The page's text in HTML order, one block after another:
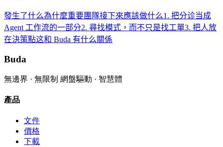
發生了什么為什麼重要團隊接下來應該做什么1. 把分诊当成
Agent 工作流的一部分2. 尋找模式，而不只是找工單3. 把人放
在決策點这和 Buda 有什么關係
Buda
無邊界 · 無限制 網盤驅動 · 智慧體
產品
文件
價格
下載